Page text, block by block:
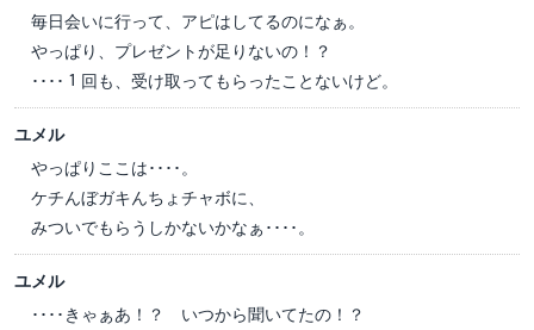
毎日会いに行って、アピはしてるのになぁ。
やっぱり、プレゼントが足りないの！？
････１回も、受け取ってもらったことないけど。
ユメル
やっぱりここは････。
ケチんぼガキんちょチャボに、
みついでもらうしかないかなぁ････。
ユメル
････きゃぁあ！？ いつから聞いてたの！？